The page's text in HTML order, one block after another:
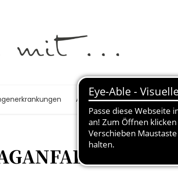
Autoimmunerkrankungen